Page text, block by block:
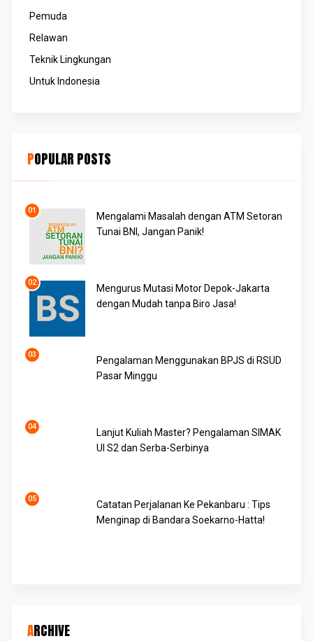
Pemuda
Relawan
Teknik Lingkungan
Untuk Indonesia
POPULAR POSTS
Mengalami Masalah dengan ATM Setoran
Tunai BNI, Jangan Panik!
Mengurus Mutasi Motor Depok-Jakarta
dengan Mudah tanpa Biro Jasa!
Pengalaman Menggunakan BPJS di RSUD
Pasar Minggu
Lanjut Kuliah Master? Pengalaman SIMAK
UI S2 dan Serba-Serbinya
Catatan Perjalanan Ke Pekanbaru : Tips
Menginap di Bandara Soekarno-Hatta!
ARCHIVE